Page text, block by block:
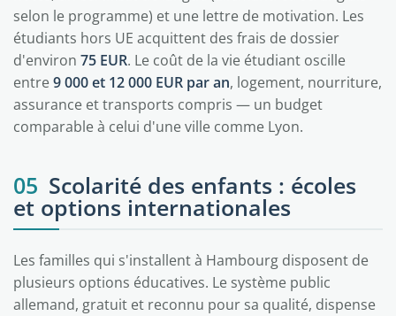
selon le programme) et une lettre de motivation. Les
étudiants hors UE acquittent des frais de dossier
d'environ 75 EUR. Le coût de la vie étudiant oscille
entre9 000 et 12 000 EUR par an, logement, nourriture,
assurance et transports compris — un budget
comparable à celui d'une ville comme Lyon.
05 Scolarité des enfants : écoles
et options internationales
Les familles qui s'installent à Hambourg disposent de
plusieurs options éducatives. Le système public
allemand, gratuit et reconnu pour sa qualité, dispense